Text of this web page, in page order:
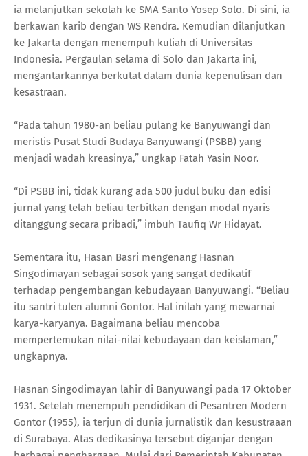
ia melanjutkan sekolah ke SMA Santo Yosep Solo. Di sini, ia
berkawan karib dengan WS Rendra. Kemudian dilanjutkan
ke Jakarta dengan menempuh kuliah di Universitas
Indonesia. Pergaulan selama di Solo dan Jakarta ini,
mengantarkannya berkutat dalam dunia kepenulisan dan
kesastraan.
“Pada tahun 1980-an beliau pulang ke Banyuwangi dan
meristis Pusat Studi Budaya Banyuwangi (PSBB) yang
menjadi wadah kreasinya,” ungkap Fatah Yasin Noor.
“Di PSBB ini, tidak kurang ada 500 judul buku dan edisi
jurnal yang telah beliau terbitkan dengan modal nyaris
ditanggung secara pribadi,” imbuh Taufiq Wr Hidayat.
Sementara itu, Hasan Basri mengenang Hasnan
Singodimayan sebagai sosok yang sangat dedikatif
terhadap pengembangan kebudayaan Banyuwangi. “Beliau
itu santri tulen alumni Gontor. Hal inilah yang mewarnai
karya-karyanya. Bagaimana beliau mencoba
mempertemukan nilai-nilai kebudayaan dan keislaman,”
ungkapnya.
Hasnan Singodimayan lahir di Banyuwangi pada 17 Oktober
1931. Setelah menempuh pendidikan di Pesantren Modern
Gontor (1955), ia terjun di dunia jurnalistik dan kesustraaan
di Surabaya. Atas dedikasinya tersebut diganjar dengan